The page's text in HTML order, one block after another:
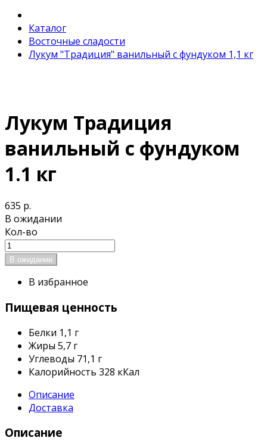
Каталог
Восточные сладости
Лукум "Традиция" ванильный с фундуком 1,1 кг
Лукум Традиция
ванильный с фундуком
1.1 кг
635 р.
В ожидании
Кол-во
В избранное
Пищевая ценность
Белки 1,1 г
Жиры 5,7 г
Углеводы 71,1 г
Калорийность 328 кКал
Описание
Доставка
Описание